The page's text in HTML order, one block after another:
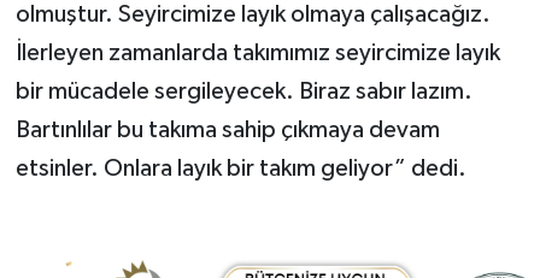
olmuştur. Seyircimize layık olmaya çalışacağız.
İlerleyen zamanlarda takımımız seyircimize layık
bir mücadele sergileyecek. Biraz sabır lazım.
Bartınlılar bu takıma sahip çıkmaya devam
etsinler. Onlara layık bir takım geliyor” dedi.